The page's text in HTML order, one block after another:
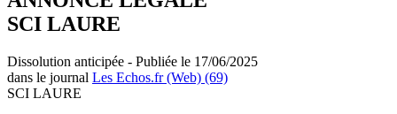
SCI LAURE
Dissolution anticipée - Publiée le 17/06/2025
dans le journal Les Echos.fr (Web) (69)
SCI LAURE